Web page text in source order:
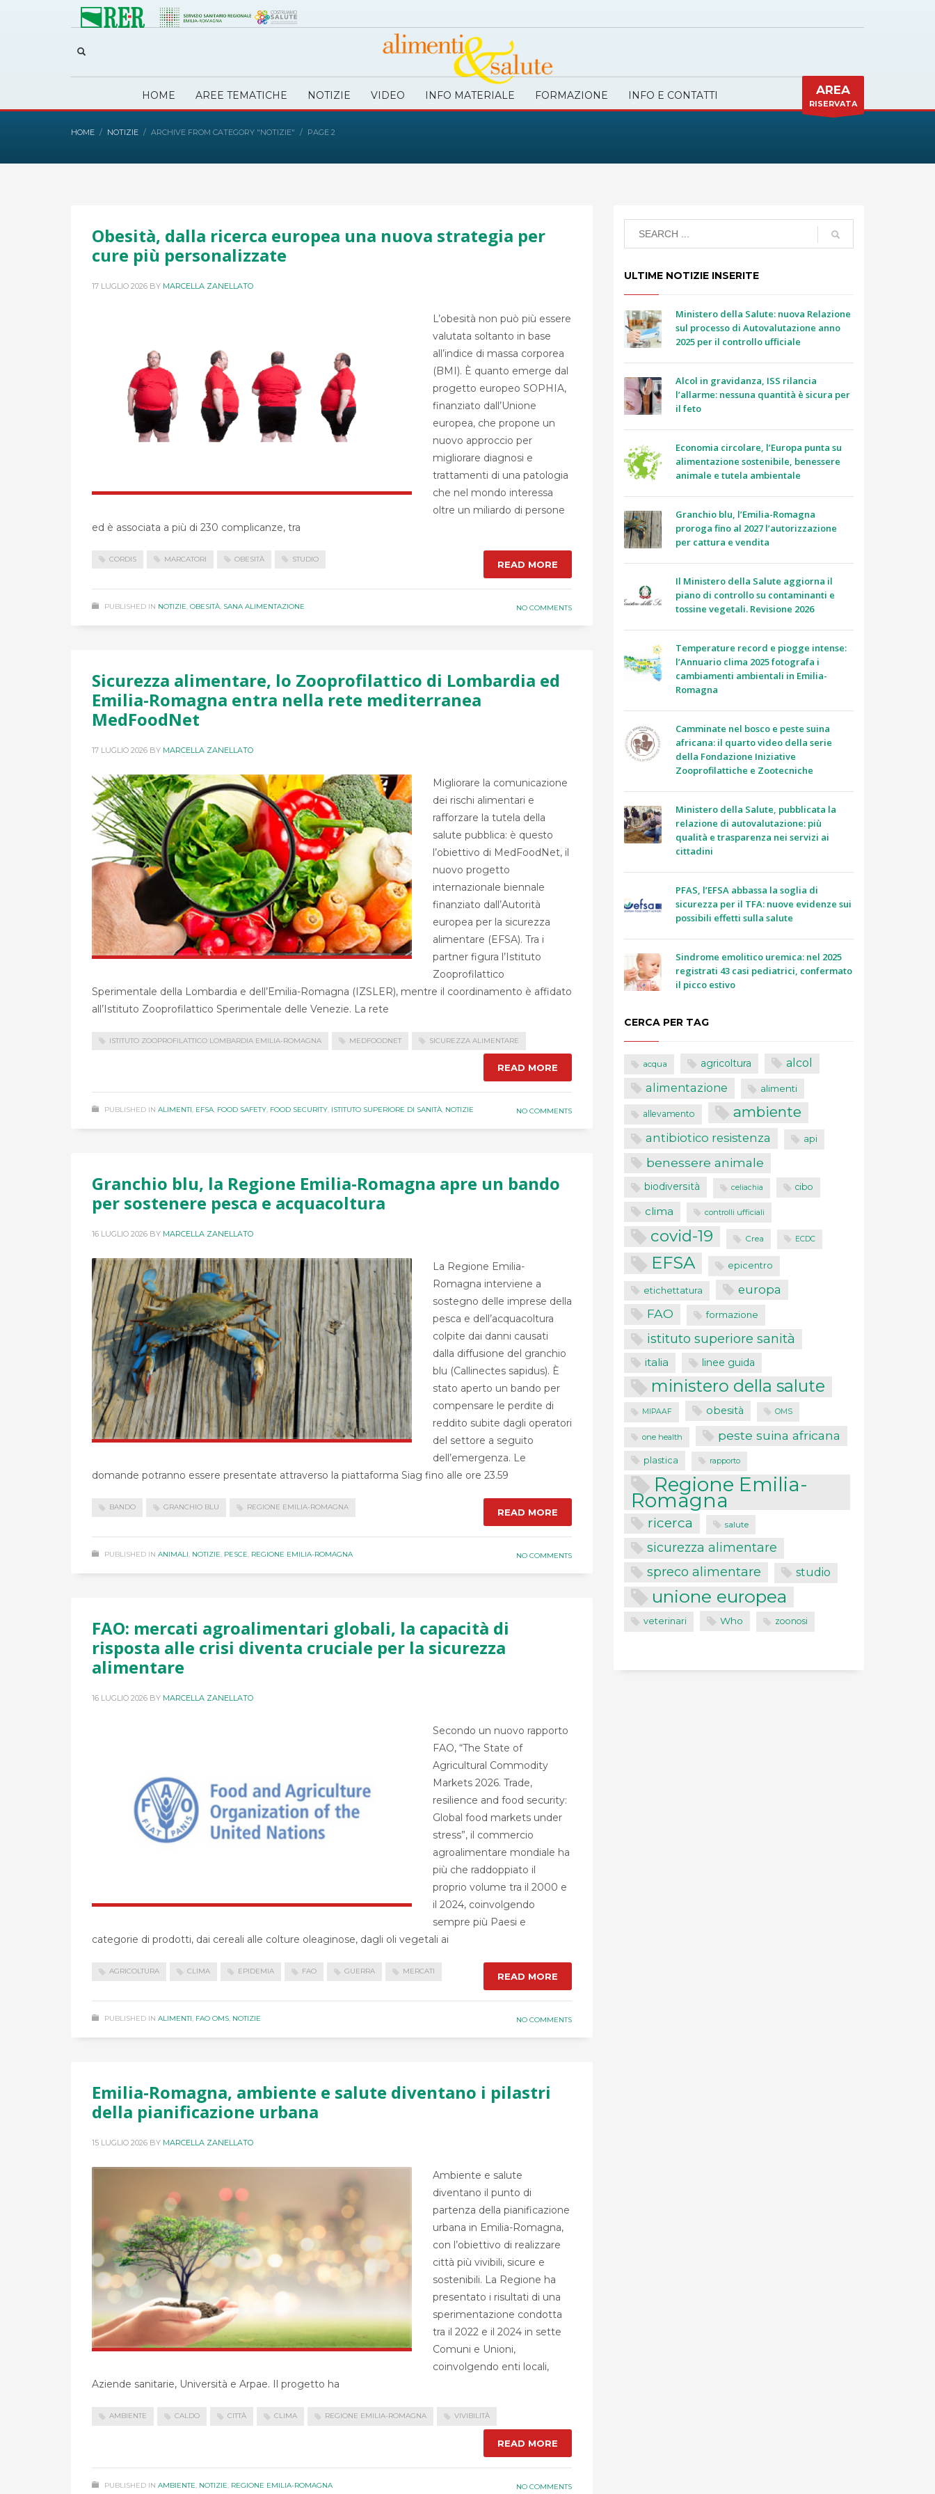
HOME AREE TEMATICHE NOTIZIE VIDEO INFO MATERIALE FORMAZIONE INFO E CONTATTI AREA
RISERVATA
HOME NOTIZIE ARCHIVE FROM CATEGORY "NOTIZIE" PAGE 2
Obesità, dalla ricerca europea una nuova strategia per
cure più personalizzate
17 LUGLIO 2026 BY MARCELLA ZANELLATO
L’obesità non può più essere
valutata soltanto in base
all’indice di massa corporea
(BMI). È quanto emerge dal
progetto europeo SOPHIA,
finanziato dall’Unione
europea, che propone un
nuovo approccio per
migliorare diagnosi e
trattamenti di una patologia
che nel mondo interessa
oltre un miliardo di persone
ed è associata a più di 230 complicanze, tra
CORDIS MARCATORI OBESITÀ STUDIO READ MORE
PUBLISHED IN NOTIZIE, OBESITÀ, SANA ALIMENTAZIONE NO COMMENTS
Sicurezza alimentare, lo Zooprofilattico di Lombardia ed
Emilia-Romagna entra nella rete mediterranea
MedFoodNet
17 LUGLIO 2026 BY MARCELLA ZANELLATO
Migliorare la comunicazione
dei rischi alimentari e
rafforzare la tutela della
salute pubblica: è questo
l’obiettivo di MedFoodNet, il
nuovo progetto
internazionale biennale
finanziato dall’Autorità
europea per la sicurezza
alimentare (EFSA). Tra i
partner figura l’Istituto
Zooprofilattico
Sperimentale della Lombardia e dell’Emilia-Romagna (IZSLER), mentre il coordinamento è affidato
all’Istituto Zooprofilattico Sperimentale delle Venezie. La rete
ISTITUTO ZOOPROFILATTICO LOMBARDIA EMILIA-ROMAGNA MEDFOODNET SICUREZZA ALIMENTARE
READ MORE
PUBLISHED IN ALIMENTI, EFSA, FOOD SAFETY, FOOD SECURITY, ISTITUTO SUPERIORE DI SANITÀ, NOTIZIE NO COMMENTS
Granchio blu, la Regione Emilia-Romagna apre un bando
per sostenere pesca e acquacoltura
16 LUGLIO 2026 BY MARCELLA ZANELLATO
La Regione Emilia-
Romagna interviene a
sostegno delle imprese della
pesca e dell’acquacoltura
colpite dai danni causati
dalla diffusione del granchio
blu (Callinectes sapidus). È
stato aperto un bando per
compensare le perdite di
reddito subite dagli operatori
del settore a seguito
dell’emergenza. Le
domande potranno essere presentate attraverso la piattaforma Siag fino alle ore 23.59
BANDO GRANCHIO BLU REGIONE EMILIA-ROMAGNA READ MORE
PUBLISHED IN ANIMALI, NOTIZIE, PESCE, REGIONE EMILIA-ROMAGNA NO COMMENTS
FAO: mercati agroalimentari globali, la capacità di
risposta alle crisi diventa cruciale per la sicurezza
alimentare
16 LUGLIO 2026 BY MARCELLA ZANELLATO
Secondo un nuovo rapporto
FAO, “The State of
Agricultural Commodity
Markets 2026. Trade,
resilience and food security:
Global food markets under
stress”, il commercio
agroalimentare mondiale ha
più che raddoppiato il
proprio volume tra il 2000 e
il 2024, coinvolgendo
sempre più Paesi e
categorie di prodotti, dai cereali alle colture oleaginose, dagli oli vegetali ai
AGRICOLTURA CLIMA EPIDEMIA FAO GUERRA MERCATI READ MORE
PUBLISHED IN ALIMENTI, FAO OMS, NOTIZIE NO COMMENTS
Emilia-Romagna, ambiente e salute diventano i pilastri
della pianificazione urbana
15 LUGLIO 2026 BY MARCELLA ZANELLATO
Ambiente e salute
diventano il punto di
partenza della pianificazione
urbana in Emilia-Romagna,
con l’obiettivo di realizzare
città più vivibili, sicure e
sostenibili. La Regione ha
presentato i risultati di una
sperimentazione condotta
tra il 2022 e il 2024 in sette
Comuni e Unioni,
coinvolgendo enti locali,
Aziende sanitarie, Università e Arpae. Il progetto ha
AMBIENTE CALDO CITTÀ CLIMA REGIONE EMILIA-ROMAGNA VIVIBILITÀ
READ MORE
PUBLISHED IN AMBIENTE, NOTIZIE, REGIONE EMILIA-ROMAGNA NO COMMENTS
ULTIME NOTIZIE INSERITE
Ministero della Salute: nuova Relazione
sul processo di Autovalutazione anno
2025 per il controllo ufficiale
Alcol in gravidanza, ISS rilancia
l’allarme: nessuna quantità è sicura per
il feto
Economia circolare, l’Europa punta su
alimentazione sostenibile, benessere
animale e tutela ambientale
Granchio blu, l’Emilia-Romagna
proroga fino al 2027 l’autorizzazione
per cattura e vendita
Il Ministero della Salute aggiorna il
piano di controllo su contaminanti e
tossine vegetali. Revisione 2026
Temperature record e piogge intense:
l’Annuario clima 2025 fotografa i
cambiamenti ambientali in Emilia-
Romagna
Camminate nel bosco e peste suina
africana: il quarto video della serie
della Fondazione Iniziative
Zooprofilattiche e Zootecniche
Ministero della Salute, pubblicata la
relazione di autovalutazione: più
qualità e trasparenza nei servizi ai
cittadini
PFAS, l’EFSA abbassa la soglia di
sicurezza per il TFA: nuove evidenze sui
possibili effetti sulla salute
Sindrome emolitico uremica: nel 2025
registrati 43 casi pediatrici, confermato
il picco estivo
CERCA PER TAG
acqua agricoltura alcol
alimentazione alimenti
allevamento ambiente
antibiotico resistenza api
benessere animale
biodiversità celiachia cibo
clima controlli ufficiali
covid-19 Crea ECDC
EFSA epicentro
etichettatura europa
FAO formazione
istituto superiore sanità
italia linee guida
ministero della salute
MIPAAF obesità OMS
one health peste suina africana
plastica rapporto
Regione Emilia-
Romagna
ricerca salute
sicurezza alimentare
spreco alimentare studio
unione europea
veterinari Who zoonosi